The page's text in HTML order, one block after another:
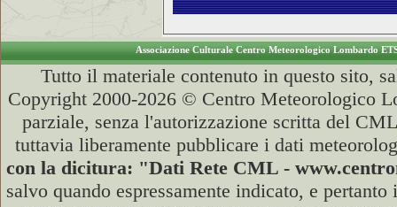
Associazione Culturale Centro Meteorologico Lombardo
Tutto il materiale contenuto in questo sito,
Copyright 2000-2026 © Centro Meteorologico
parziale, senza l'autorizzazione scritta del
tuttavia liberamente pubblicare i dati
con la dicitura: "Dati Rete CML -
salvo quando espressamente indicato, e